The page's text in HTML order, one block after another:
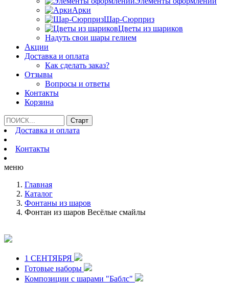
Арки
Шар-Сюрприз
Цветы из шариков
Надуть свои шары гелием
Акции
Доставка и оплата
Как сделать заказ?
Отзывы
Вопросы и ответы
Контакты
Корзина
Доставка и оплата
Контакты
меню
Главная
Каталог
Фонтаны из шаров
Фонтан из шаров Весёлые смайлы
1 СЕНТЯБРЯ
Готовые наборы
Композиции с шарами "Баблс"